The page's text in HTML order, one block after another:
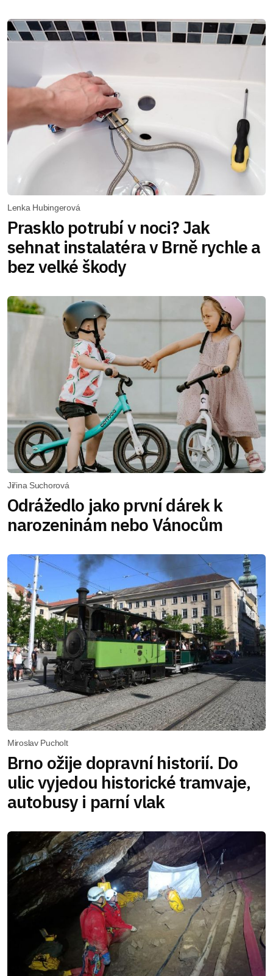
Lenka Hubingerová
Prasklo potrubí v noci? Jak
sehnat instalatéra v Brně rychle a
bez velké škody
Jiřina Suchorová
Odrážedlo jako první dárek k
narozeninám nebo Vánocům
Miroslav Pucholt
Brno ožije dopravní historií. Do
ulic vyjedou historické tramvaje,
autobusy i parní vlak